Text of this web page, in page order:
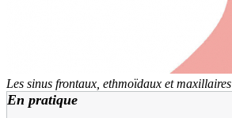
Les sinus frontaux, ethmoïdaux et maxillaires
En pratique